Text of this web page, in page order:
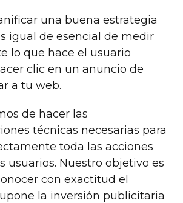
una buena estrategia
igual de esencial de medir
lo que hace el usuario
clic en un anuncio de
a tu web.
de hacer las
técnicas necesarias para
toda las acciones
usuarios. Nuestro objetivo es
con exactitud el
la inversión publicitaria